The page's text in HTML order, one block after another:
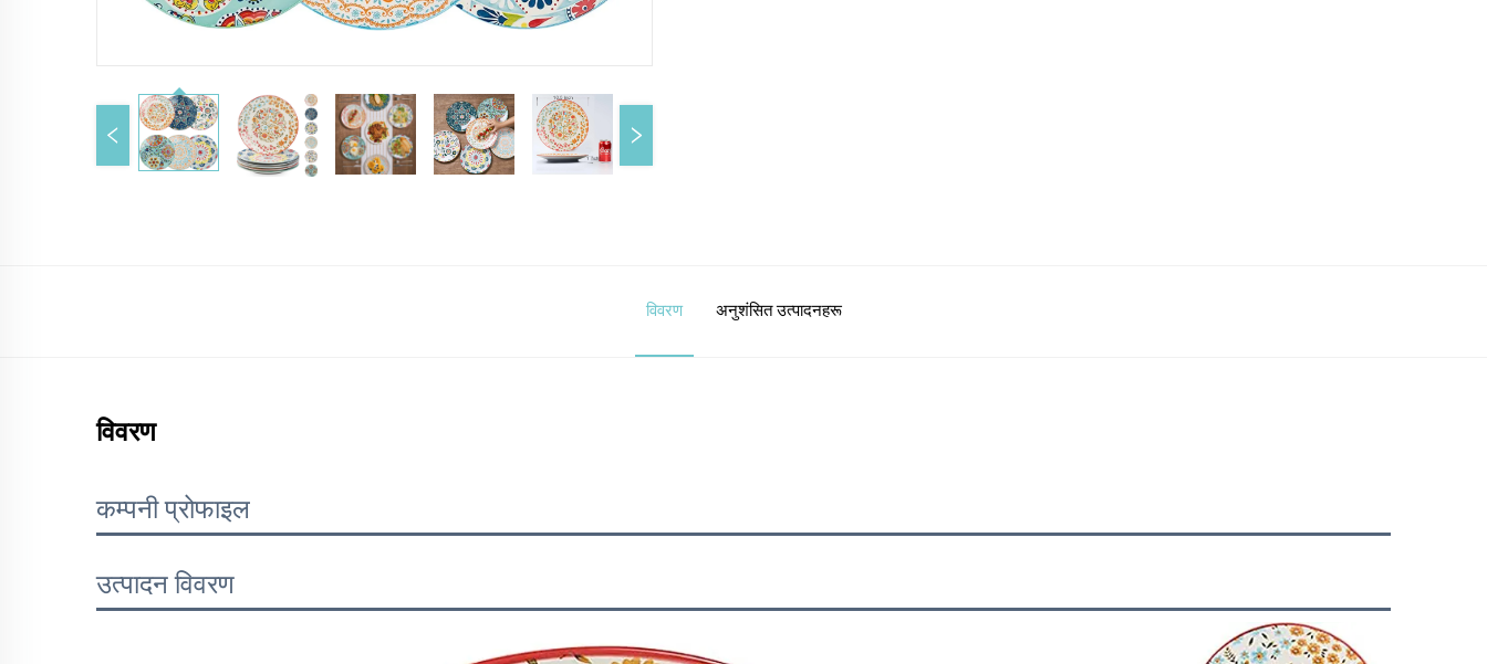
विवरण अनुशंसित उत्पादनहरू
विवरण
कम्पनी प्रोफाइल
उत्पादन विवरण